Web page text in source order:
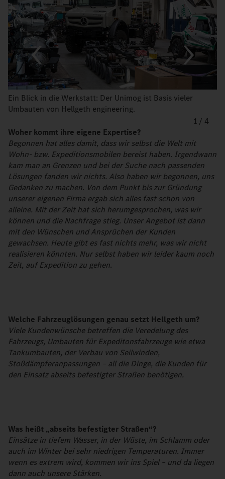
Ein Blick in die Werkstatt: Der Unimog ist Basis vieler
Umbauten von Hellgeth engineering.
1 / 4
Woher kommt ihre eigene Expertise?
Begonnen hat alles damit, dass wir selbst die Welt mit
Wohn- bzw. Expeditionsmobilen bereist haben. Irgendwann
kam man an Grenzen und bei der Suche nach passenden
Lösungen fanden wir nichts. Also haben wir begonnen, uns
Gedanken zu machen. Von dem Punkt bis zur Gründung
unserer eigenen Firma ergab sich alles fast schon von
alleine. Mit der Zeit hat sich herumgesprochen, was wir
können und die Nachfrage stieg. Unser Angebot ist dann
mit den Wünschen und Ansprüchen der Kunden
gewachsen. Heute gibt es fast nichts mehr, was wir nicht
realisieren könnten. Nur selbst haben wir leider kaum noch
Zeit, auf Expedition zu gehen.
Welche Fahrzeuglösungen genau setzt Hellgeth um?
Viele Kundenwünsche betreffen die Veredelung des
Fahrzeugs, Umbauten für Expeditonsfahrzeuge wie etwa
Tankumbauten, der Verbau von Seilwinden,
Stoßdämpferanpassungen – all die Dinge, die Kunden für
den Einsatz abseits befestigter Straßen benötigen.
Was heißt „abseits befestigter Straßen“?
Einsätze in tiefem Wasser, in der Wüste, im Schlamm oder
auch im Winter bei sehr niedrigen Temperaturen. Immer
wenn es extrem wird, kommen wir ins Spiel – und da liegen
dann auch unsere Stärken.